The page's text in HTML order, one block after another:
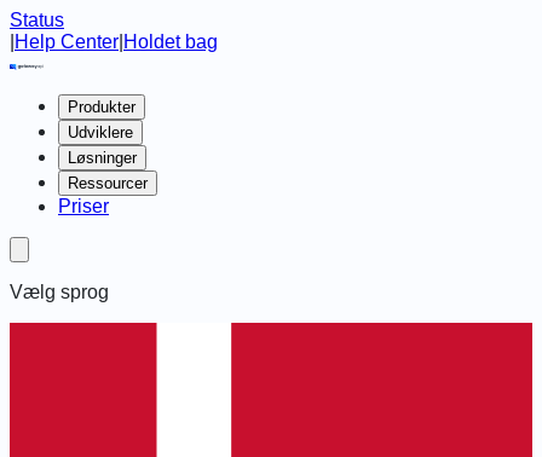
Status
Help Center Holdet bag
Produkter
Udviklere
Løsninger
Ressourcer
Priser
Vælg sprog